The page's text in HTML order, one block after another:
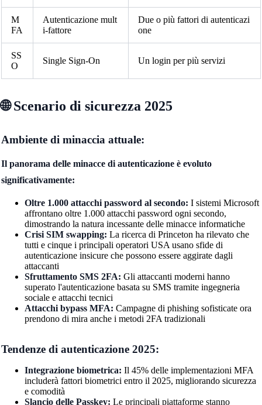
M
FA
Autenticazione mult
i-fattore
Due o più fattori di autenticazi
one
SS
O
Single Sign-On Un login per più servizi
🌐 Scenario di sicurezza 2025
Ambiente di minaccia attuale:
Il panorama delle minacce di autenticazione è evoluto
significativamente:
Oltre 1.000 attacchi password al secondo: I sistemi Microsoft
affrontano oltre 1.000 attacchi password ogni secondo,
dimostrando la natura incessante delle minacce informatiche
Crisi SIM swapping: La ricerca di Princeton ha rilevato che
tutti e cinque i principali operatori USA usano sfide di
autenticazione insicure che possono essere aggirate dagli
attaccanti
Sfruttamento SMS 2FA: Gli attaccanti moderni hanno
superato l'autenticazione basata su SMS tramite ingegneria
sociale e attacchi tecnici
Attacchi bypass MFA: Campagne di phishing sofisticate ora
prendono di mira anche i metodi 2FA tradizionali
Tendenze di autenticazione 2025:
Integrazione biometrica: Il 45% delle implementazioni MFA
includerà fattori biometrici entro il 2025, migliorando sicurezza
e comodità
Slancio delle Passkey: Le principali piattaforme stanno